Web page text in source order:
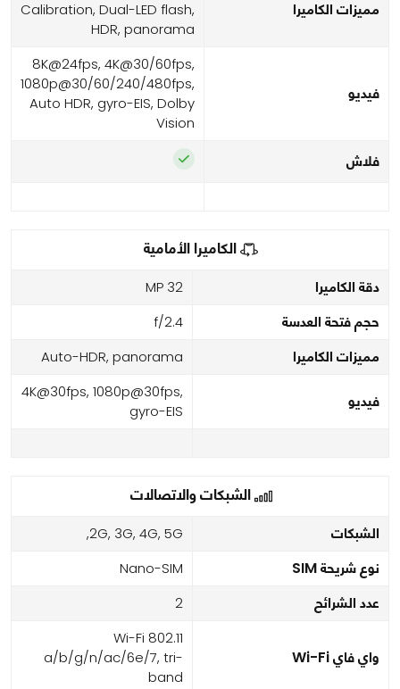
مميزات الكاميرا
Calibration, Dual-LED flash,
HDR, panorama
فيديو
8K@24fps, 4K@30/60fps,
1080p@30/60/240/480fps,
Auto HDR, gyro-EIS, Dolby
Vision
فلاش
الكاميرا الأمامية
دقة الكاميرا 32 MP
حجم فتحة العدسة f/2.4
مميزات الكاميرا Auto-HDR, panorama
فيديو
4K@30fps, 1080p@30fps,
gyro-EIS
الشبكات والاتصالات
الشبكات 2G, 3G, 4G, 5G,
نوع شريحة SIM Nano-SIM
عدد الشرائح 2
واي فاي Wi-Fi
Wi-Fi 802.11
a/b/g/n/ac/6e/7, tri-
band